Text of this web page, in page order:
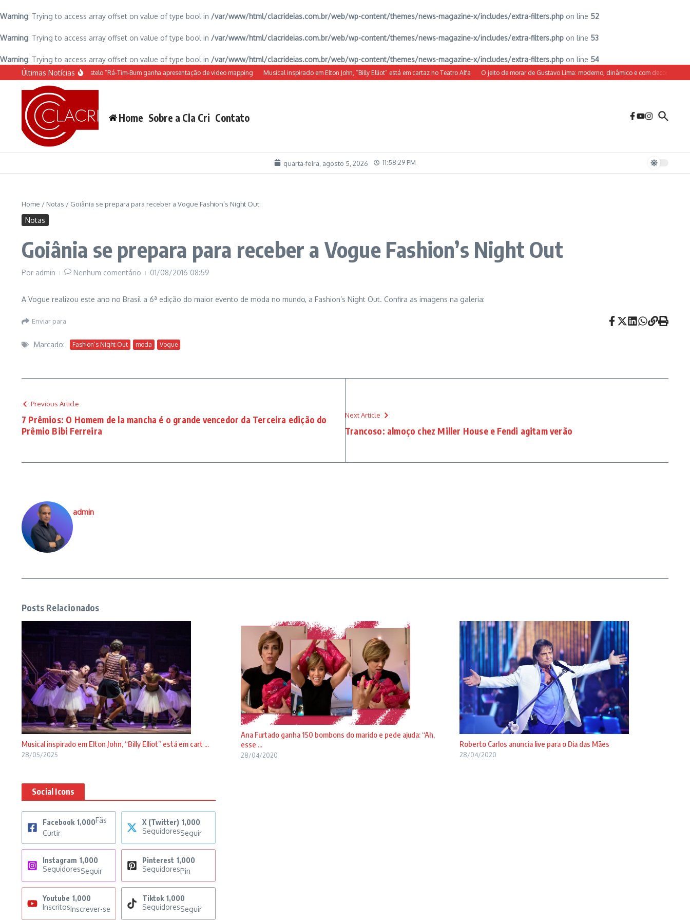
Warning: Trying to access array offset on value of type bool in /var/www/html/clacrideias.com.br/web/wp-content/themes/news-magazine-x/includes/extra-filters.php on line 52
Warning: Trying to access array offset on value of type bool in /var/www/html/clacrideias.com.br/web/wp-content/themes/news-magazine-x/includes/extra-filters.php on line 53
Warning: Trying to access array offset on value of type bool in /var/www/html/clacrideias.com.br/web/wp-content/themes/news-magazine-x/includes/extra-filters.php on line 54
Ir para o conteúdo
Últimas Notícias
O espetáculo do Castelo “Rá-Tim-Bum ganha apresentação de video mapping Musical inspirado em Elton John, “Billy Elliot” está em cartaz no Teatro Alfa O jeito de morar de Gustavo Lima: moderno, dinâmico e com decoração sob
Home Sobre a Cla Cri Contato
quarta-feira, agosto 5, 2026 11:58:30 PM
Home / Notas / Goiânia se prepara para receber a Vogue Fashion’s Night Out
Notas
Goiânia se prepara para receber a Vogue Fashion’s Night Out
Por admin Nenhum comentário 01/08/2016 08:59
A Vogue realizou este ano no Brasil a 6ª edição do maior evento de moda no mundo, a Fashion’s Night Out. Confira as imagens na galeria:
Enviar para
Marcado: Fashion’s Night Out moda Vogue
Previous Article
7 Prêmios: O Homem de la mancha é o grande vencedor da Terceira edição do
Prêmio Bibi Ferreira
Next Article
Trancoso: almoço chez Miller House e Fendi agitam verão
admin
Posts Relacionados
Musical inspirado em Elton John, “Billy Elliot” está em cart ...
28/05/2025
Ana Furtado ganha 150 bombons do marido e pede ajuda: “Ah,
esse ...
28/04/2020
Roberto Carlos anuncia live para o Dia das Mães
28/04/2020
Social Icons
Facebook 1,000Fãs
Curtir
X (Twitter) 1,000
SeguidoresSeguir
Instagram 1,000
SeguidoresSeguir
Pinterest 1,000
SeguidoresPin
Youtube 1,000
InscritosInscrever-se
Tiktok 1,000
SeguidoresSeguir